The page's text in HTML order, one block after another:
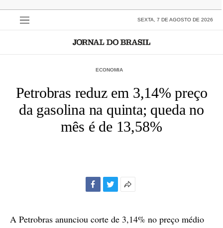
SEXTA, 7 DE AGOSTO DE 2026
ECONOMIA
Petrobras reduz em 3,14% preço
da gasolina na quinta; queda no
mês é de 13,58%
compartilhamento
A Petrobras anunciou corte de 3,14% no preço médio